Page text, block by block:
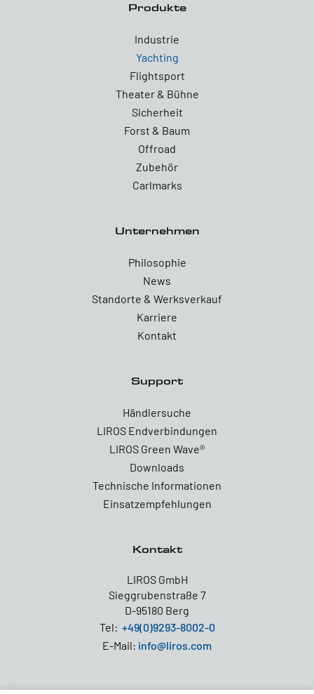
Produkte
Industrie
Yachting
Flightsport
Theater & Bühne
Sicherheit
Forst & Baum
Offroad
Zubehör
Carlmarks
Unternehmen
Philosophie
News
Standorte & Werksverkauf
Karriere
Kontakt
Support
Händlersuche
LIROS Endverbindungen
LIROS Green Wave®
Downloads
Technische Informationen
Einsatzempfehlungen
Kontakt
LIROS GmbH
Sieggrubenstraße 7
D-95180 Berg
Tel: +49(0)9293-8002-0
E-Mail: info@liros.com